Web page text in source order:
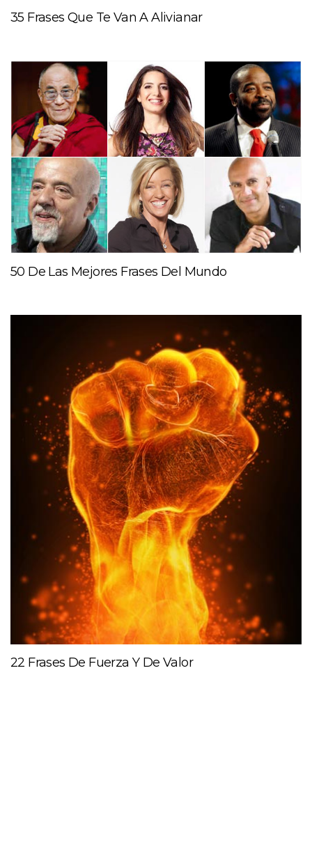
35 Frases Que Te Van A Alivianar
50 De Las Mejores Frases Del Mundo
22 Frases De Fuerza Y De Valor